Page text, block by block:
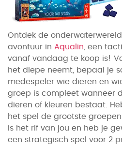
Ontdek de
avontuur in Aqualin , een
vanaf vandaag te koop is!
het diepe neemt, bepaal je
medespeler wie dieren en
groep is compleet wanneer
dieren of kleuren bestaat.
het spel de grootste
is het rif van jou en heb je
een strategisch spel voor 2